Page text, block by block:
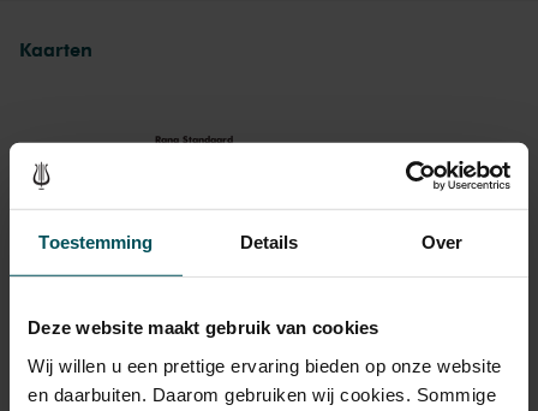
Toestemming Details Over
Deze website maakt gebruik van cookies
Wij willen u een prettige ervaring bieden op onze website
en daarbuiten. Daarom gebruiken wij cookies. Sommige
Kaarten
Rang Standaard
kaarten met 50% korting.Meer informatie.